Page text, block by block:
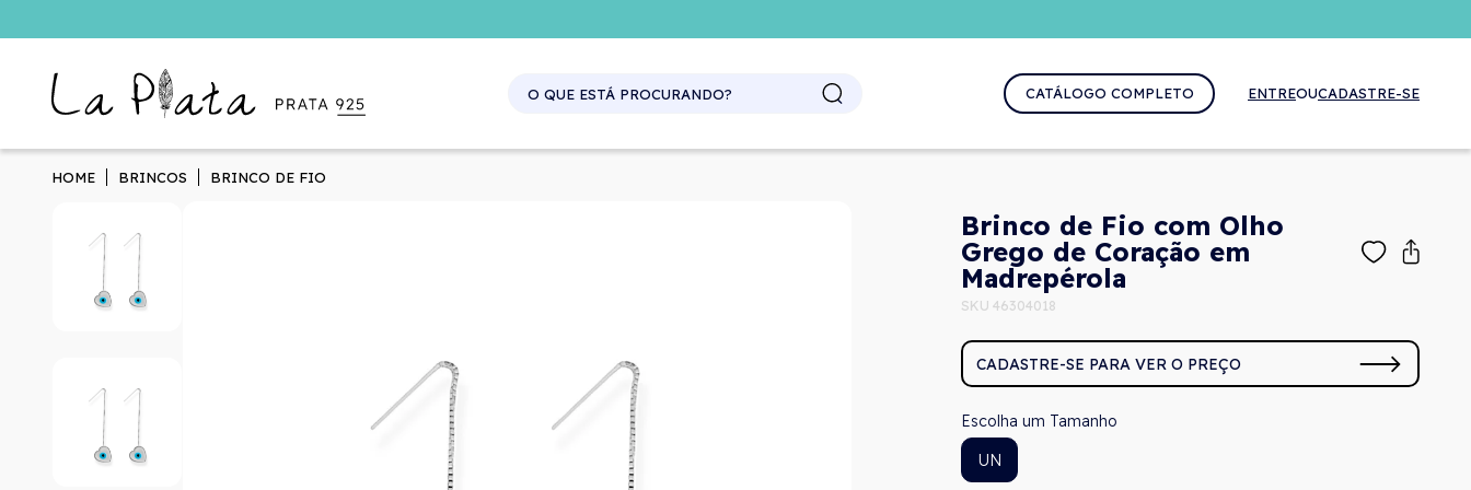
CATÁLOGO COMPLETO ENTREOUCADASTRE-SE
HOME BRINCOS BRINCO DE FIO
Brinco de Fio com Olho
Grego de Coração em
Madrepérola
SKU 46304018
CADASTRE-SE PARA VER O PREÇO
Tamanho
UN